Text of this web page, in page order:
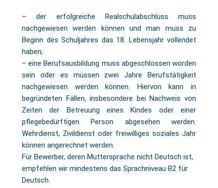
– der erfolgreiche Realschulabschluss muss
nachgewiesen werden können und man muss zu
Beginn des Schuljahres das 18. Lebensjahr vollendet
haben;
– eine Berufsausbildung muss abgeschlossen worden
sein oder es müssen zwei Jahre Berufstätigkeit
nachgewiesen werden können. Hiervon kann in
begründeten Fällen, insbesondere bei Nachweis von
Zeiten der Betreuung eines Kindes oder einer
pflegebedürftigen Person abgesehen werden.
Wehrdienst, Zivildienst oder freiwilliges soziales Jahr
können angerechnet werden.
Für Bewerber, deren Muttersprache nicht Deutsch ist,
empfehlen wir mindestens das Sprachniveau B2 für
Deutsch.